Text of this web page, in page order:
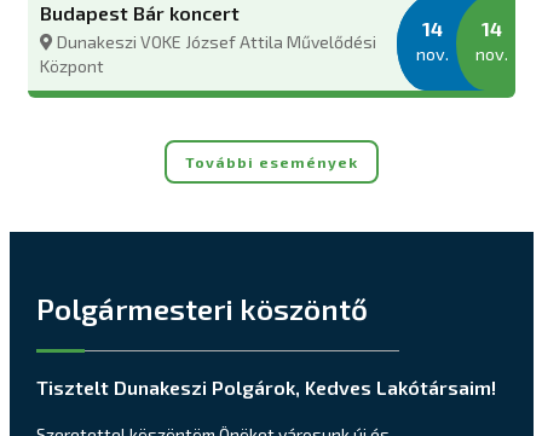
Budapest Bár koncert
Dunakeszi VOKE József Attila Művelődési
Központ
14
nov.
14
nov.
További események
Polgármesteri köszöntő
Tisztelt Dunakeszi Polgárok, Kedves Lakótársaim!